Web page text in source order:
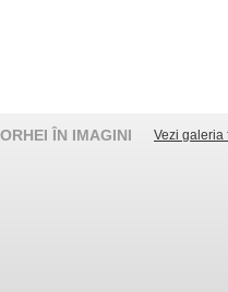
ORHEI ÎN IMAGINI Vezi galeria